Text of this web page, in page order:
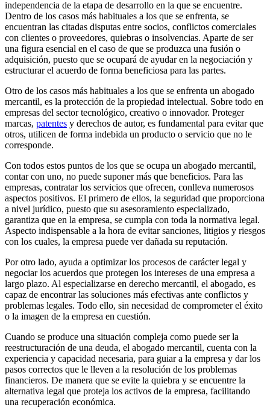
independencia de la etapa de desarrollo en la que se encuentre.
Dentro de los casos más habituales a los que se enfrenta, se
encuentran las citadas disputas entre socios, conflictos comerciales
con clientes o proveedores, quiebras o insolvencias. Aparte de ser
una figura esencial en el caso de que se produzca una fusión o
adquisición, puesto que se ocupará de ayudar en la negociación y
estructurar el acuerdo de forma beneficiosa para las partes.
Otro de los casos más habituales a los que se enfrenta un abogado
mercantil, es la protección de la propiedad intelectual. Sobre todo en
empresas del sector tecnológico, creativo o innovador. Proteger
marcas, patentes y derechos de autor, es fundamental para evitar que
otros, utilicen de forma indebida un producto o servicio que no le
corresponde.
Con todos estos puntos de los que se ocupa un abogado mercantil,
contar con uno, no puede suponer más que beneficios. Para las
empresas, contratar los servicios que ofrecen, conlleva numerosos
aspectos positivos. El primero de ellos, la seguridad que proporciona
a nivel jurídico, puesto que su asesoramiento especializado,
garantiza que en la empresa, se cumpla con toda la normativa legal.
Aspecto indispensable a la hora de evitar sanciones, litigios y riesgos
con los cuales, la empresa puede ver dañada su reputación.
Por otro lado, ayuda a optimizar los procesos de carácter legal y
negociar los acuerdos que protegen los intereses de una empresa a
largo plazo. Al especializarse en derecho mercantil, el abogado, es
capaz de encontrar las soluciones más efectivas ante conflictos y
problemas legales. Todo ello, sin necesidad de comprometer el éxito
o la imagen de la empresa en cuestión.
Cuando se produce una situación compleja como puede ser la
reestructuración de una deuda, el abogado mercantil, cuenta con la
experiencia y capacidad necesaria, para guiar a la empresa y dar los
pasos correctos que le lleven a la resolución de los problemas
financieros. De manera que se evite la quiebra y se encuentre la
alternativa legal que proteja los activos de la empresa, facilitando
una recuperación económica.